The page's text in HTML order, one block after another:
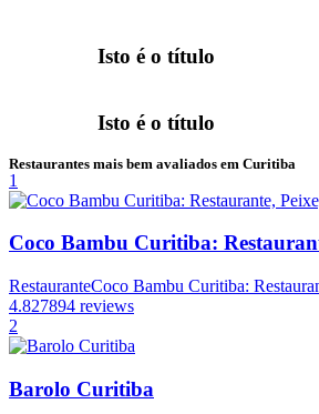
Isto é o título
Isto é o título
Restaurantes mais bem avaliados em Curitiba
1
Coco Bambu Curitiba:
RestauranteCoco Bambu Curitiba:
4.827894 reviews
2
Barolo Curitiba